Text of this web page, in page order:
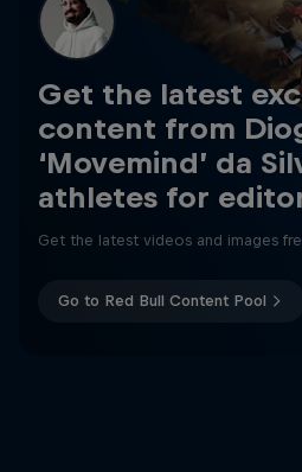
Get the latest
content from
‘Movemind’ da
athletes for
Get the latest videos and images
Go to Red Bull Content Pool